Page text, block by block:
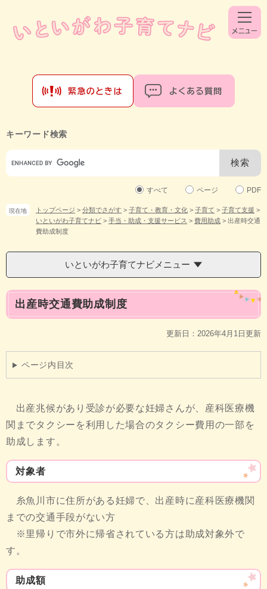
文キーワード検索
Google
カ
ス
検
すべて ページ PDF
現在地 トップページ > 分類でさがす > 子育て・教育・文化 > 子育て > 子育て支援 >
いといがわ子育てナビ > 手当・助成・支援サービス > 費用助成 > 出産時交通
費助成制度
いといがわ子育てナビメニュー
本
文
出産時交通費助成制度
更新日：2026年4月1日更新
ページ内目次
出産兆候があり受診が必要な妊婦さんが、産科医療機
関までタクシーを利用した場合のタクシー費用の一部を
助成します。
対象者
糸魚川市に住所がある妊婦で、出産時に産科医療機関
までの交通手段がない方
※里帰りで市外に帰省されている方は助成対象外で
す。
助成額